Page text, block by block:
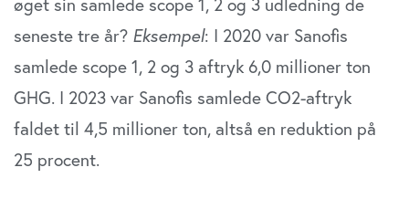
seneste tre år? Eksempel: I 2020 var Sanofis
samlede scope 1, 2 og 3 aftryk 6,0 millioner ton
GHG. I 2023 var Sanofis samlede CO2-aftryk
faldet til 4,5 millioner ton, altså en reduktion på
25 procent.